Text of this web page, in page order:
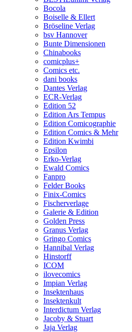
Bocola
Boiselle & Ellert
Bröseline Verlag
bsv Hannover
Bunte Dimensionen
Chinabooks
comicplus+
Comics etc.
dani books
Dantes Verlag
ECR-Verlag
Edition 52
Edition Ars Tempus
Edition Comicographie
Edition Comics & Mehr
Edition Kwimbi
Epsilon
Erko-Verlag
Ewald Comics
Fanpro
Felder Books
Finix-Comics
Fischerverlage
Galerie & Edition
Golden Press
Granus Verlag
Gringo Comics
Hannibal Verlag
Hinstorff
ICOM
ilovecomics
Impian Verlag
Insektenhaus
Insektenkult
Interdictum Verlag
Jacoby & Stuart
Jaja Verlag